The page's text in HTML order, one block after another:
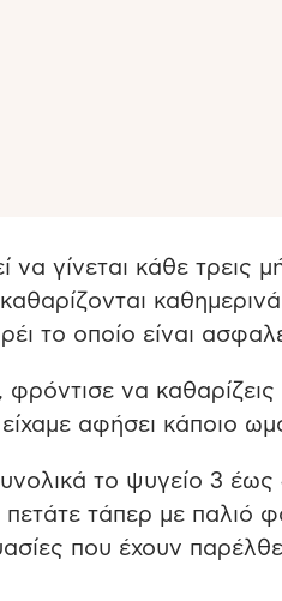
γίνεται κάθε τρεις
το οποίο είναι
να
είχαμε αφήσει κάποιο
το ψυγείο 3
τάπερ με παλιό
που έχουν